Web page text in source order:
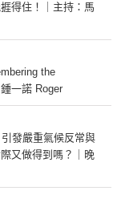
得住！｜主持：馬
the
一諾 Roger
發嚴重氣候反常與
又做得到嗎？｜晚